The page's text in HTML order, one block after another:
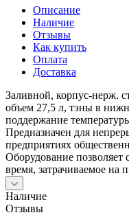
Описание
Наличие
Отзывы
Как купить
Оплата
Доставка
Заливной, корпус-нерж.
объем 27,5 л, тэны в
поддержание
Предназначен для
предприятиях
Оборудование позволяет
время, затрачиваемое на
Наличие
Отзывы